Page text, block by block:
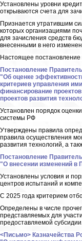
Установлены уровни
открываются счета для
Признается утратившим
которых организациями
для зачисления средств
внесенными в него
Настоящее постановление
Постановление
"Об оценке
критериев управления
финансирование
проектов развития
Установлен порядок
системы РФ
Утверждены правила
правила осуществления
развития технологий, а
Постановление
"О внесении изменений в
Установлены условия и
центров испытаний и
С 2025 года критерием
Определены в числе
представляемых для
предоставляемой
<Письмо> Казначейства